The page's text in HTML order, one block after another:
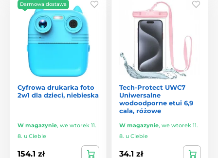
Darmowa dostawa
Cyfrowa drukarka foto
2w1 dla dzieci, niebieska
W magazynie, we wtorek 11.
8. u Ciebie
154.1 zł
Tech-Protect UWC7
Uniwersalne
wodoodporne etui 6,9
cala, różowe
W magazynie, we wtorek 11.
8. u Ciebie
34.1 zł